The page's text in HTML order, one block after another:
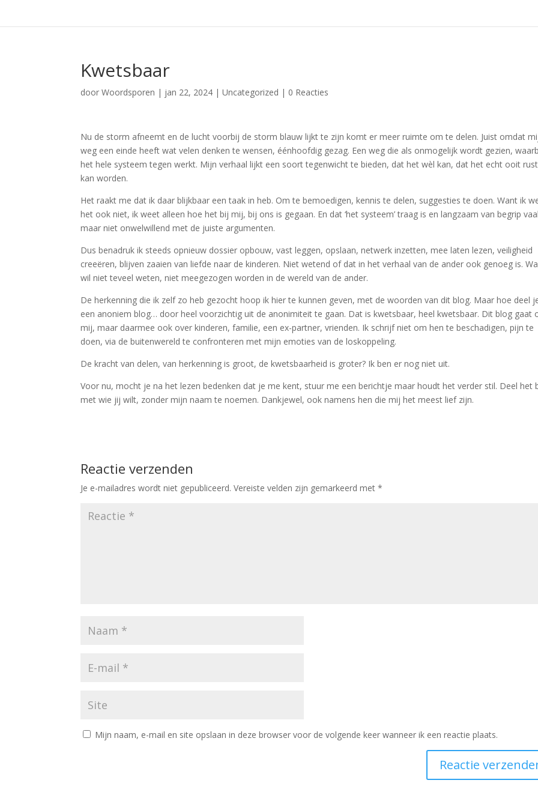
Kwetsbaar
doorWoordsporen | jan 22, 2024 |Uncategorized | 0 Reacties
Nu de storm afneemt en de lucht voorbij de storm blauw lijkt te zijn komt er meer ruimte om te delen. Juist omdat
weg een einde heeft wat velen denken te wensen, éénhoofdig gezag. Een weg die als onmogelijk wordt gezien,
het hele systeem tegen werkt. Mijn verhaal lijkt een soort tegenwicht te bieden, dat het wèl kan, dat het echt ooit
kan worden.
Het raakt me dat ik daar blijkbaar een taak in heb. Om te bemoedigen, kennis te delen, suggesties te doen. Want ik
het ook niet, ik weet alleen hoe het bij mij, bij ons is gegaan. En dat ‘het systeem’ traag is en langzaam van begrip
maar niet onwelwillend met de juiste argumenten.
Dus benadruk ik steeds opnieuw dossier opbouw, vast leggen, opslaan, netwerk inzetten, mee laten lezen, veiligheid
creeëren, blijven zaaien van liefde naar de kinderen. Niet wetend of dat in het verhaal van de ander ook genoeg is.
wil niet teveel weten, niet meegezogen worden in de wereld van de ander.
De herkenning die ik zelf zo heb gezocht hoop ik hier te kunnen geven, met de woorden van dit blog. Maar hoe deel
een anoniem blog… door heel voorzichtig uit de anonimiteit te gaan. Dat is kwetsbaar, heel kwetsbaar. Dit blog gaat
mij, maar daarmee ook over kinderen, familie, een ex-partner, vrienden. Ik schrijf niet om hen te beschadigen, pijn te
doen, via de buitenwereld te confronteren met mijn emoties van de loskoppeling.
De kracht van delen, van herkenning is groot, de kwetsbaarheid is groter? Ik ben er nog niet uit.
Voor nu, mocht je na het lezen bedenken dat je me kent, stuur me een berichtje maar houdt het verder stil. Deel het
met wie jij wilt, zonder mijn naam te noemen. Dankjewel, ook namens hen die mij het meest lief zijn.
Reactie verzenden
Je e-mailadres wordt niet gepubliceerd. Vereiste velden zijn gemarkeerd met*
Mijn naam, e-mail en site opslaan in deze browser voor de volgende keer wanneer ik een reactie plaats.